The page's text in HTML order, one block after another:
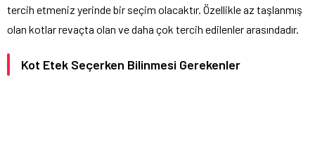
tercih etmeniz yerinde bir seçim olacaktır. Özellikle az taşlanmış
olan kotlar revaçta olan ve daha çok tercih edilenler arasındadır.
Kot Etek Seçerken Bilinmesi Gerekenler